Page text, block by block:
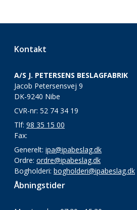
Kontakt
A/S J. PETERSENS BESLAGFABRIK
Jacob Petersensvej 9
DK-9240 Nibe
CVR-nr: 52 74 34 19
Tlf: 98 35 15 00
Fax:
Generelt: ipa@ipabeslag.dk
Ordre: ordre@ipabeslag.dk
Bogholderi: bogholderi@ipabeslag.dk
Åbningstider